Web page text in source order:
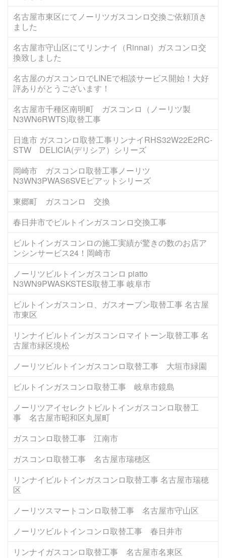
名古屋市東区にてノーリツガスコンロ交換ご依頼頂き
ました
名古屋市守山区にてリンナイ（Rinnai）ガスコンロ交
換致しました
名古屋のガスコンロでLINEで相談サービス開始！大好
評ありがとうございます！
名古屋市千種区南明町 ガスコンロ（ノーリツ製
N3WN6RWTS)取替工事
日進市 ガスコンロ取替工事リンナイRHS32W22E2RC-
STW DELICIA(デリシア）シリーズ
岡崎市 ガスコンロ取替工事ノーリツ
N3WN3PWAS6SVEピアットシリーズ
東郷町 ガスコンロ 交換
春日井市でビルトインガスコンロ交換工事
ビルトインガスコンロの施工実績が驚きの数のお店ア
ンシンサービス24！岡崎市
ノーリツビルトインガスコンロ piatto
N3WN9PWASKSTES取替工事 岐阜市
ビルトインガスコンロ、ガスオーブン取替工事 名古屋
市東区
リンナイビルトインガスコンロマイトーン取替工事 名
古屋市緑区境松
ノーリツビルトインガスコンロ取替工事 大垣市緑園
ビルトインガスコンロ取替工事 岐阜市鏡島
ノーリツアイセレクトビルトインガスコンロ取替工
事 名古屋市昭和区丸屋町
ガスコンロ取替工事 江南市
ガスコンロ取替工事 名古屋市瑞穂区
リンナイビルトインガスコンロ取替工事 名古屋市瑞穂
区
ノーリツスマートコンロ取替工事 名古屋市守山区
ノーリツビルトインコンロ取替工事 春日井市
リンナイガスコンロ取替工事 名古屋市名東区